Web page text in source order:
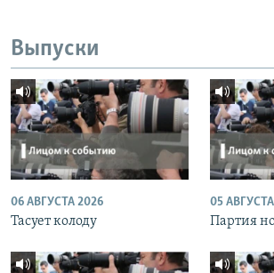
Выпуски
06 АВГУСТА 2026
Тасует колоду
05
Партия